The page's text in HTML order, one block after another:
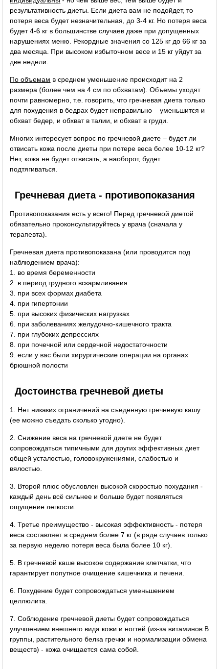
результативность диеты. Если диета вам не подойдет, то
потеря веса будет незначительная, до 3-4 кг. Но потеря веса
будет 4-6 кг в большинстве случаев даже при допущенных
нарушениях меню. Рекордные значения со 125 кг до 66 кг за
два месяца. При высоком избыточном весе и 15 кг уйдут за
две недели.
По объемам в среднем уменьшение происходит на 2
размера (более чем на 4 см по обхватам). Объемы уходят
почти равномерно, т.е. говорить, что гречневая диета только
для похудения в бедрах будет неправильно – уменьшится и
обхват бедер, и обхват в талии, и обхват в груди.
Многих интересует вопрос по гречневой диете – будет ли
отвисать кожа после диеты при потере веса более 10-12 кг?
Нет, кожа не будет отвисать, а наоборот, будет
подтягиваться.
Гречневая диета - противопоказания
Противопоказания есть у всего! Перед гречневой диетой
обязательно проконсультируйтесь у врача (сначала у
терапевта).
Гречневая диета противопоказана (или проводится под
наблюдением врача):
1. во время беременности
2. в период грудного вскармливания
3. при всех формах диабета
4. при гипертонии
5. при высоких физических нагрузках
6. при заболеваниях желудочно-кишечного тракта
7. при глубоких депрессиях
8. при почечной или сердечной недостаточности
9. если у вас были хирургические операции на органах
брюшной полости
Достоинства гречневой диеты
1. Нет никаких ограничений на съеденную гречневую кашу
(ее можно съедать сколько угодно).
2. Снижение веса на гречневой диете не будет
сопровождаться типичными для других эффективных диет
общей усталостью, головокружениями, слабостью и
вялостью.
3. Второй плюс обусловлен высокой скоростью похудания -
каждый день всё сильнее и больше будет появляться
ощущение легкости.
4. Третье преимущество - высокая эффективность - потеря
веса составляет в среднем более 7 кг (в ряде случаев только
за первую неделю потеря веса была более 10 кг).
5. В гречневой каше высокое содержание клетчатки, что
гарантирует попутное очищение кишечника и печени.
6. Похудение будет сопровождаться уменьшением
целлюлита.
7. Соблюдение гречневой диеты будет сопровождаться
улучшением внешнего вида кожи и ногтей (из-за витаминов B
группы, растительного белка гречки и нормализации обмена
веществ) - кожа очищается сама собой.